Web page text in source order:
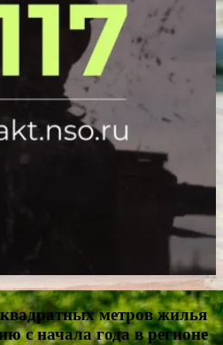
метров жилья
с начала года в регионе